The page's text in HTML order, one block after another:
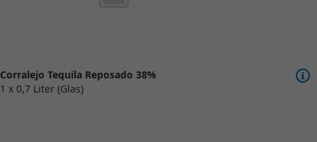
Corralejo Tequila Reposado 38%
1 x 0,7 Liter (Glas)